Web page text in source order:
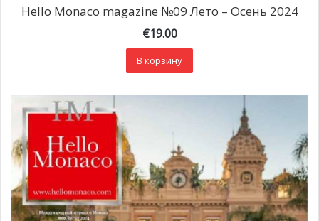
Hello Monaco magazine №09 Лето – Осень 2024
€19.00
В корзину